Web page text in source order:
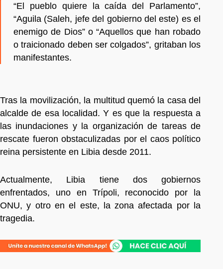
“El pueblo quiere la caída del Parlamento”,
“Aguila (Saleh, jefe del gobierno del este) es el
enemigo de Dios” o “Aquellos que han robado
o traicionado deben ser colgados”, gritaban los
manifestantes.
Tras la movilización, la multitud quemó la casa del
alcalde de esa localidad. Y es que la respuesta a
las inundaciones y la organización de tareas de
rescate fueron obstaculizadas por el caos político
reina persistente en Libia desde 2011.
Actualmente, Libia tiene dos gobiernos
enfrentados, uno en Trípoli, reconocido por la
ONU, y otro en el este, la zona afectada por la
tragedia.